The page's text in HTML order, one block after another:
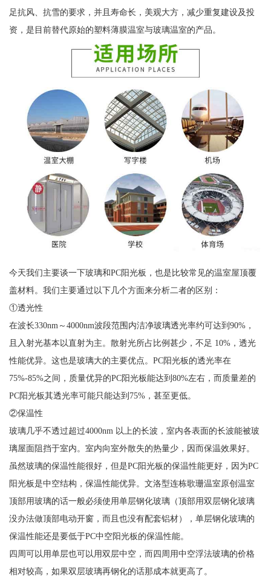
足抗风、抗雪的要求，并且寿命长，美观大方，减少重复建设及投
资，是目前替代原始的塑料薄膜温室与玻璃温室的产品。
今天我们主要谈一下玻璃和PC阳光板，也是比较常见的温室屋顶覆
盖材料。我们主要通过以下几个方面来分析二者的区别：
①透光性
在波长330nm～4000nm波段范围内洁净玻璃透光率约可达到90%，
且入射光基本以直射为主。散射光所占比例甚少，不足 10%，透光
性能优异。这也是玻璃大的主要优点。PC阳光板的透光率在
75%-85%之间，质量优异的PC阳光板能达到80%左右，而质量差的
PC阳光板其透光率可能只能达到75%，甚至更低。
②保温性
玻璃几乎不透过超过4000nm 以上的长波，室内各表面的长波能被玻
璃屋面阻挡于室内。室内向室外散失的热量少，因而保温效果好。
虽然玻璃的保温性能很好，但是PC阳光板的保温性能更好，因为PC
阳光板是中空结构，保温性能优异。文洛型连栋歌珊温室原创温室
顶部用玻璃的话一般必须使用单层钢化玻璃（顶部用双层钢化玻璃
没办法做顶部电动开窗，而且也没有配套铝材），单层钢化玻璃的
保温性能还是要低于PC中空阳光板的保温性能。
四周可以用单层也可以用双层中空，而四周用中空浮法玻璃的价格
相对较高，如果双层玻璃再钢化的话那成本就更高了。